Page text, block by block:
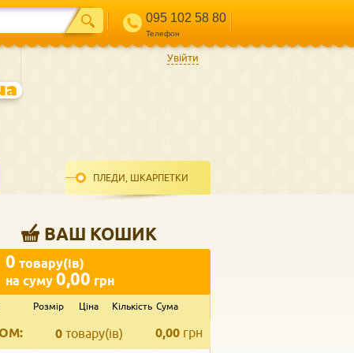
095 102 58 80
Телефон
ПЛЕДИ, ШКАРПЕТКИ
Увійти
ВАШ КОШИК
0 товару(ів)
на суму0,00 грн
Розмір Ціна Кількість Сума
0,00 грн
0 товару(ів)